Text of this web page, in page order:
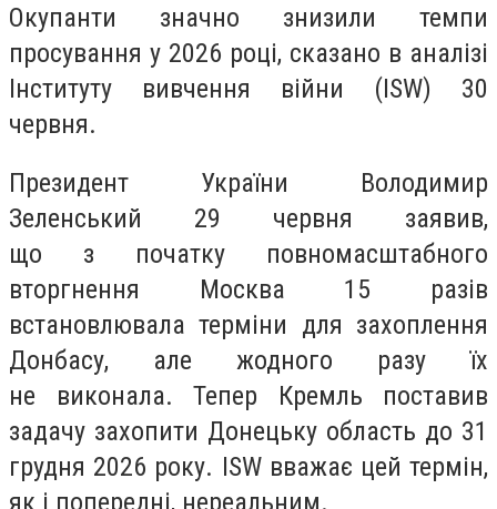
Окупанти значно знизили темпи
просування у 2026 році, сказано в аналізі
Інституту вивчення війни (ISW) 30
червня.
Президент України Володимир
Зеленський 29 червня заявив,
що з початку повномасштабного
вторгнення Москва 15 разів
встановлювала терміни для захоплення
Донбасу, але жодного разу їх
не виконала. Тепер Кремль поставив
задачу захопити Донецьку область до 31
грудня 2026 року. ISW вважає цей термін,
як і попередні, нереальним.